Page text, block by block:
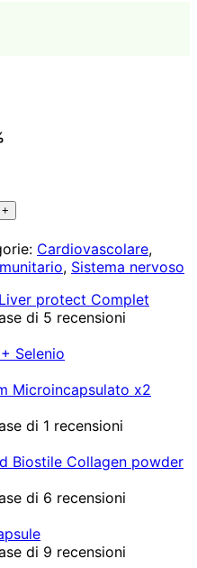
Cardiovascolare,
, Sistema nervoso
Liver protect Complet
di 5 recensioni
Microincapsulato x2
di 1 recensioni
Collagen powder
di 6 recensioni
di 9 recensioni